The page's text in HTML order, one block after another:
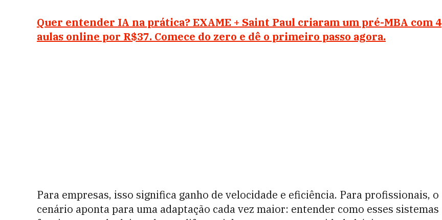
Quer entender IA na prática? EXAME + Saint Paul criaram um pré-MBA com 4
aulas online por R$37. Comece do zero e dê o primeiro passo agora.
Para empresas, isso significa ganho de velocidade e eficiência. Para profissionais, o
cenário aponta para uma adaptação cada vez maior: entender como esses sistemas